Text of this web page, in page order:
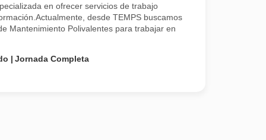
en ofrecer servicios de trabajo
desde TEMPS buscamos
Mantenimiento Polivalentes para trabajar en
Jornada Completa